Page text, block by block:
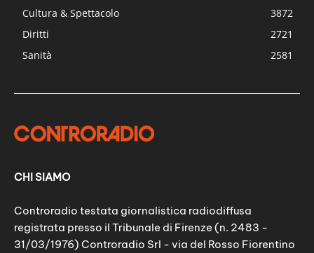
Cultura & Spettacolo
3872
Diritti
2721
Sanità
2581
CHI SIAMO
Controradio testata giornalistica radiodiffusa
registrata presso il Tribunale di Firenze (n. 2483 -
31/03/1976) Controradio Srl - via del Rosso Fiorentino